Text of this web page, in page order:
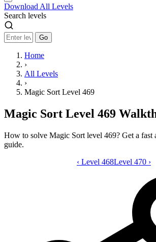
Download All Levels
Search levels
Go
Home
›
All Levels
›
Magic Sort Level 469
Magic Sort Level 469
How to solve Magic Sort level 469? Get a fast
guide.
Magic Sort
‹ Level 468Level 470 ›